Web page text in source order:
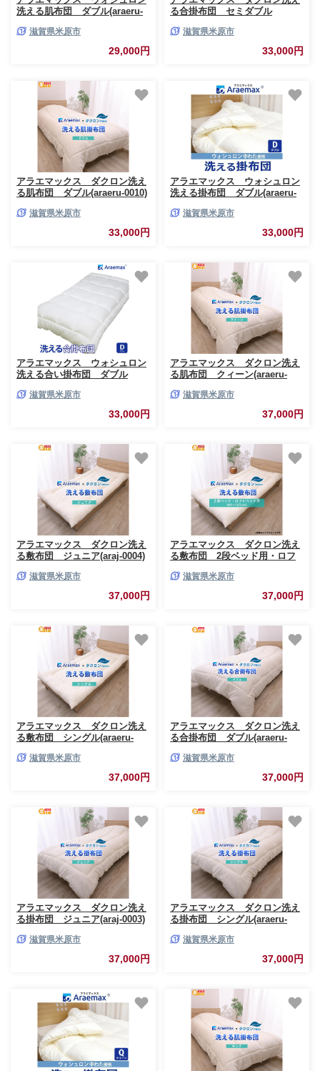
洗える肌布団 ダブル(araeru-
滋賀県米原市
29,000円
る合掛布団 セミダブル
滋賀県米原市
33,000円
アラエマックス ダクロン洗え
る肌布団 ダブル(araeru-0010)
滋賀県米原市
33,000円
アラエマックス ウォシュロン
洗える掛布団 ダブル(araeru-
滋賀県米原市
33,000円
アラエマックス ウォシュロン
洗える合い掛布団 ダブル
滋賀県米原市
33,000円
アラエマックス ダクロン洗え
る肌布団 クィーン(araeru-
滋賀県米原市
37,000円
アラエマックス ダクロン洗え
る敷布団 ジュニア(araj-0004)
滋賀県米原市
37,000円
アラエマックス ダクロン洗え
る敷布団 2段ベッド用・ロフ
滋賀県米原市
37,000円
アラエマックス ダクロン洗え
る敷布団 シングル(araeru-
滋賀県米原市
37,000円
アラエマックス ダクロン洗え
る合掛布団 ダブル(araeru-
滋賀県米原市
37,000円
アラエマックス ダクロン洗え
る掛布団 ジュニア(araj-0003)
滋賀県米原市
37,000円
アラエマックス ダクロン洗え
る掛布団 シングル(araeru-
滋賀県米原市
37,000円